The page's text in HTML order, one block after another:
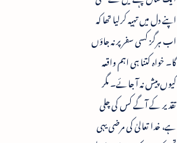
اپنے دل میں تہیہ کرلیا تھا کہ
اب ہرگز کسی سفر پر نہ جاؤں
گا۔ خواہ کتنا ہی اہم واقعہ
کیوں پیش نہ آ جائے۔ مگر
تقدیر کے آگے کس کی چلی
ہے، خدا تعالیٰ کی مرضی یہی